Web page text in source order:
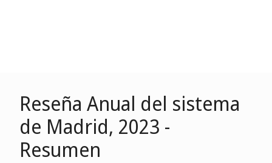
Reseña Anual del sistema
de Madrid, 2023 -
Resumen